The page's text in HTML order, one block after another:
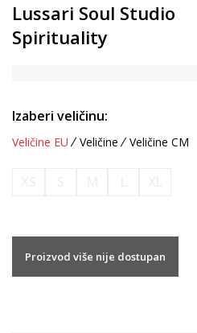
Lussari Soul Studio
Spirituality
Izaberi veličinu:
Veličine EU Veličine Veličine CM
Proizvod više nije dostupan